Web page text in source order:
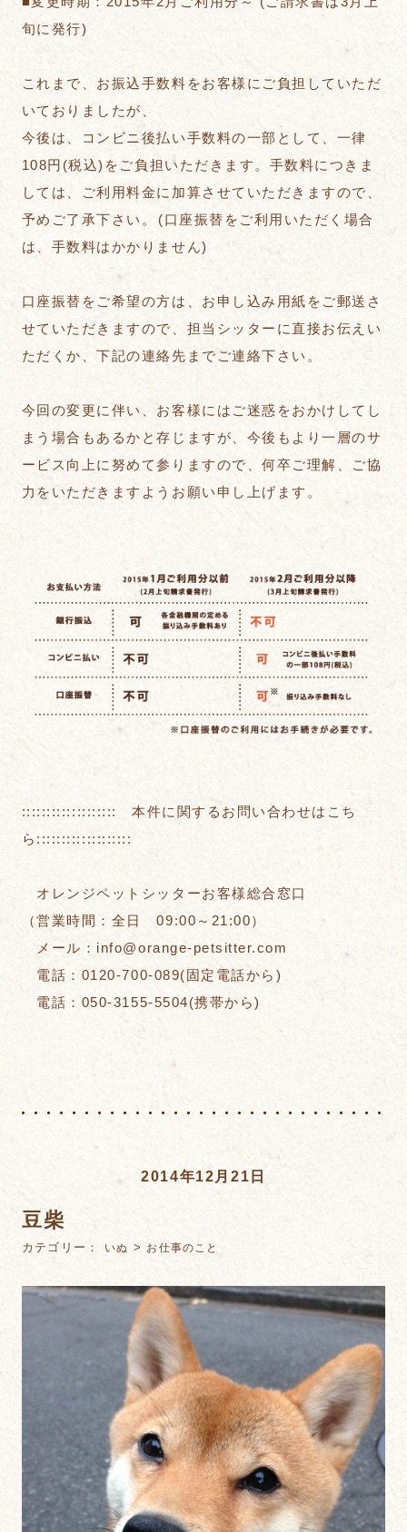
旬に発行)
これまで、お振込手数料をお客様にご負担していただ
いておりましたが、
今後は、コンビニ後払い手数料の一部として、一律
108円(税込)をご負担いただきます。手数料につきま
しては、ご利用料金に加算させていただきますので、
予めご了承下さい。(口座振替をご利用いただく場合
は、手数料はかかりません)
口座振替をご希望の方は、お申し込み用紙をご郵送さ
せていただきますので、担当シッターに直接お伝えい
ただくか、下記の連絡先までご連絡下さい。
今回の変更に伴い、お客様にはご迷惑をおかけしてし
まう場合もあるかと存じますが、今後もより一層のサ
ービス向上に努めて参りますので、何卒ご理解、ご協
力をいただきますようお願い申し上げます。
::::::::::::::::::: 本件に関するお問い合わせはこち
ら:::::::::::::::::::
オレンジペットシッターお客様総合窓口
（営業時間：全日 09:00～21:00）
メール：info@orange-petsitter.com
電話：0120-700-089(固定電話から)
電話：050-3155-5504(携帯から)
2014年12月21日
豆柴
カテゴリー： いぬ > お仕事のこと